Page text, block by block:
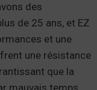
des
de 25 ans, et EZ
et une
une résistance
que la